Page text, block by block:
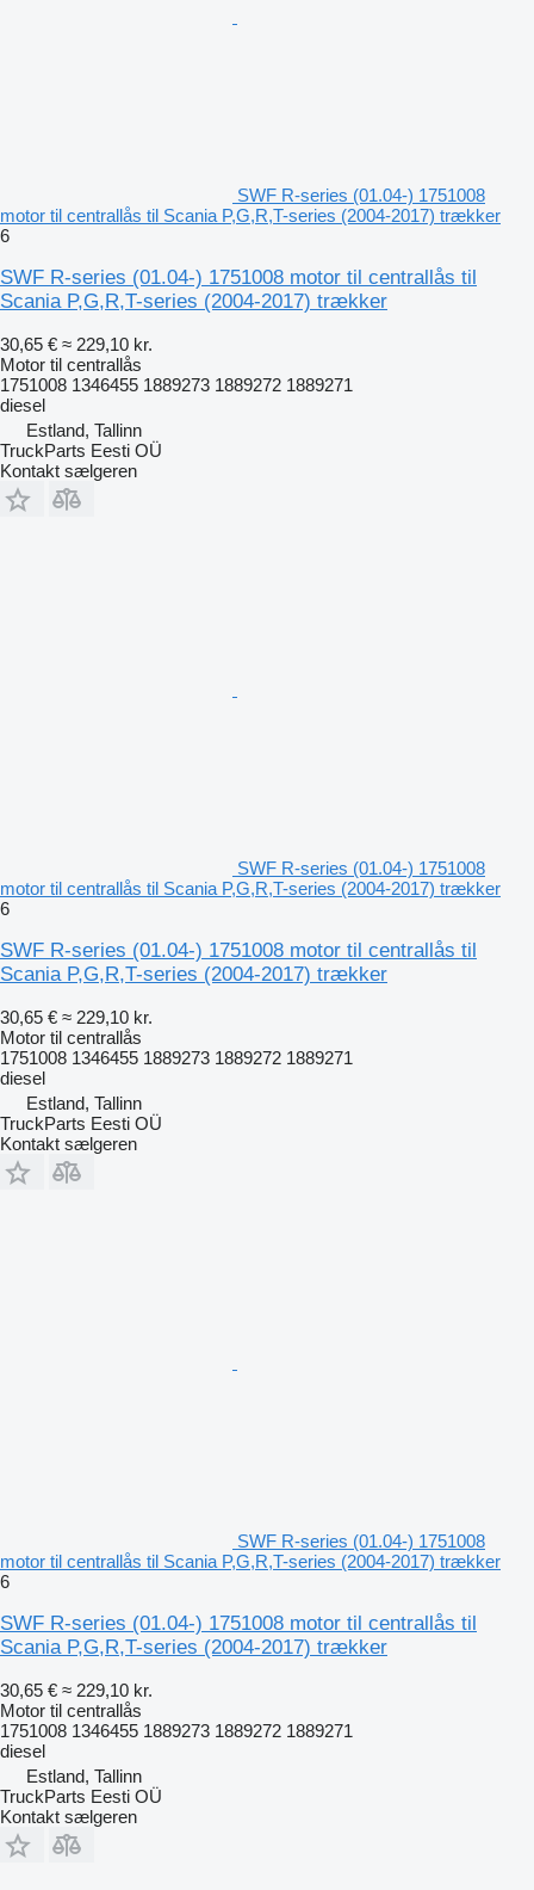
SWF R-series (01.04-) 1751008
motor til centrallås til Scania P,G,R,T-series (2004-2017) trækker
6
SWF R-series (01.04-) 1751008 motor til centrallås til
Scania P,G,R,T-series (2004-2017) trækker
30,65 € ≈ 229,10 kr.
Motor til centrallås
1751008 1346455 1889273 1889272 1889271
diesel
Estland, Tallinn
TruckParts Eesti OÜ
Kontakt sælgeren
SWF R-series (01.04-) 1751008
motor til centrallås til Scania P,G,R,T-series (2004-2017) trækker
6
SWF R-series (01.04-) 1751008 motor til centrallås til
Scania P,G,R,T-series (2004-2017) trækker
30,65 € ≈ 229,10 kr.
Motor til centrallås
1751008 1346455 1889273 1889272 1889271
diesel
Estland, Tallinn
TruckParts Eesti OÜ
Kontakt sælgeren
SWF R-series (01.04-) 1751008
motor til centrallås til Scania P,G,R,T-series (2004-2017) trækker
6
SWF R-series (01.04-) 1751008 motor til centrallås til
Scania P,G,R,T-series (2004-2017) trækker
30,65 € ≈ 229,10 kr.
Motor til centrallås
1751008 1346455 1889273 1889272 1889271
diesel
Estland, Tallinn
TruckParts Eesti OÜ
Kontakt sælgeren